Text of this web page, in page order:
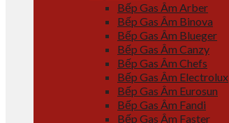
Bếp Gas Âm Arber
Bếp Gas Âm Binova
Bếp Gas Âm Blueger
Bếp Gas Âm Canzy
Bếp Gas Âm Chefs
Bếp Gas Âm Electrolux
Bếp Gas Âm Eurosun
Bếp Gas Âm Fandi
Bếp Gas Âm Faster